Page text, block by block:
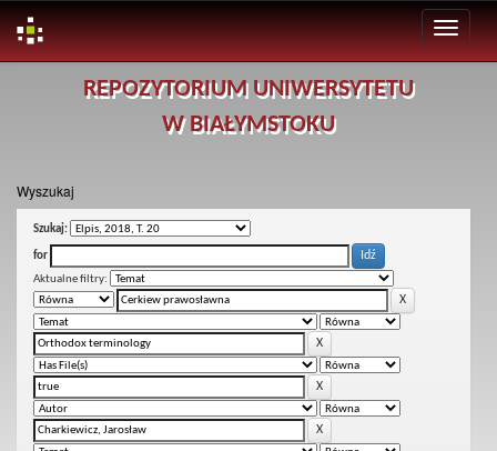
REPOZYTORIUM UNIWERSYTETU
W BIAŁYMSTOKU
Wyszukaj
Szukaj:
for
Aktualne filtry: